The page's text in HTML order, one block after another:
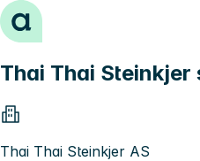
Hopp til innhold
Thai Thai Steinkjer
Thai Thai Steinkjer AS